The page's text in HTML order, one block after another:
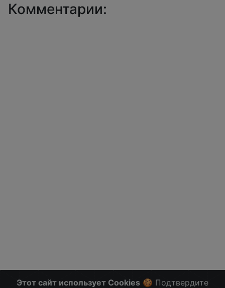
Комментарии:
Этот сайт использует Cookies 🍪 Подтвердите